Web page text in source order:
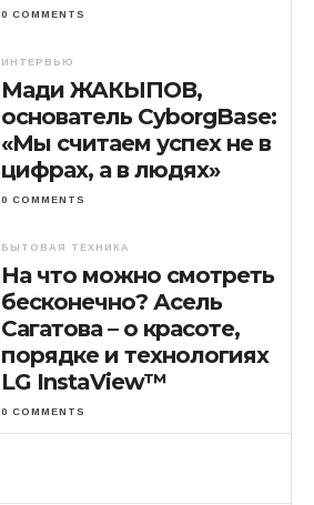
0 COMMENTS
ИНТЕРВЬЮ
Мади ЖАКЫПОВ,
основатель CyborgBase:
«Мы считаем успех не в
цифрах, а в людях»
0 COMMENTS
БЫТОВАЯ ТЕХНИКА
На что можно смотреть
бесконечно? Асель
Сагатова – о красоте,
порядке и технологиях
LG InstaView™
0 COMMENTS